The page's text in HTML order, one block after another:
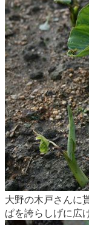
大野の木戸さんに
ぱを誇らしげに広